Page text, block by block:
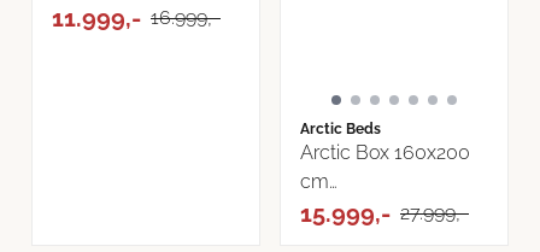
med ...
11.999,- 16.999,-
Arctic Beds
Arctic Box 160x200
cm
oppbevaringsseng
15.999,- 27.999,-